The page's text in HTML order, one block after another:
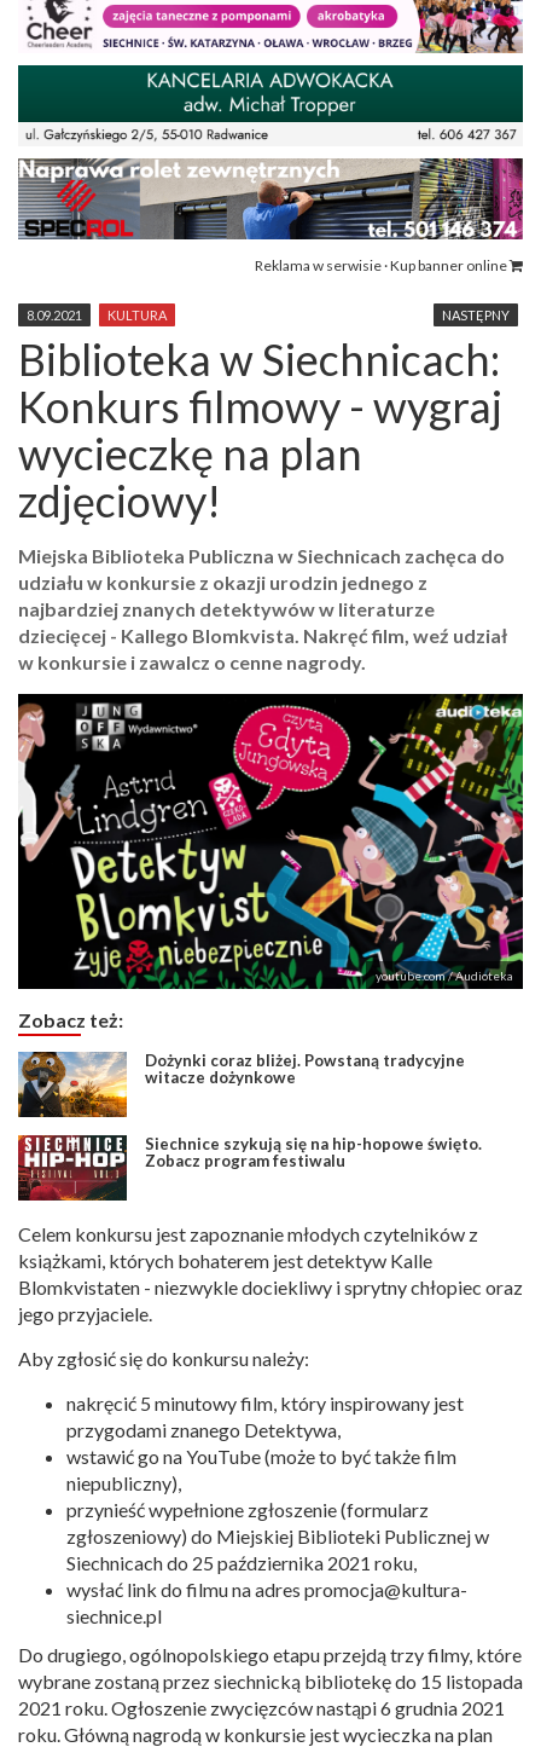
Reklama w serwisie · Kup banner online
NASTĘPNY
8.09.2021 KULTURA
Biblioteka w Siechnicach:
Konkurs filmowy - wygraj
wycieczkę na plan
zdjęciowy!
Miejska Biblioteka Publiczna w Siechnicach zachęca do
udziału w konkursie z okazji urodzin jednego z
najbardziej znanych detektywów w literaturze
dziecięcej - Kallego Blomkvista. Nakręć film, weź udział
w konkursie i zawalcz o cenne nagrody.
youtube.com / Audioteka
Zobacz też:
Dożynki coraz bliżej. Powstaną tradycyjne
witacze dożynkowe
Siechnice szykują się na hip-hopowe święto.
Zobacz program festiwalu
Celem konkursu jest zapoznanie młodych czytelników z
książkami, których bohaterem jest detektyw Kalle
Blomkvistaten - niezwykle dociekliwy i sprytny chłopiec oraz
jego przyjaciele.
Aby zgłosić się do konkursu należy:
nakręcić 5 minutowy film, który inspirowany jest
przygodami znanego Detektywa,
wstawić go na YouTube (może to być także film
niepubliczny),
przynieść wypełnione zgłoszenie (formularz
zgłoszeniowy) do Miejskiej Biblioteki Publicznej w
Siechnicach do 25 października 2021 roku,
wysłać link do filmu na adres promocja@kultura-
siechnice.pl
Do drugiego, ogólnopolskiego etapu przejdą trzy filmy, które
wybrane zostaną przez siechnicką bibliotekę do 15 listopada
2021 roku. Ogłoszenie zwycięzców nastąpi 6 grudnia 2021
roku. Główną nagrodą w konkursie jest wycieczka na plan